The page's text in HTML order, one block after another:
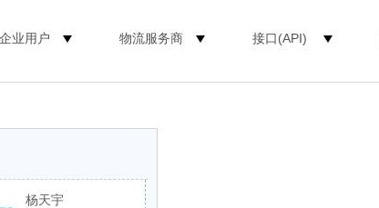
企业用户 物流服务商 接口(API)
杨天宇